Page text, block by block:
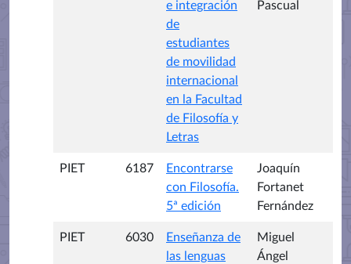
e integración
de
estudiantes
de movilidad
internacional
en la Facultad
de Filosofía y
Letras
Pascual
PIET 6187
Encontrarse
con Filosofía.
5ª edición
Joaquín
Fortanet
Fernández
PIET 6030
Enseñanza de
las lenguas
Miguel
Ángel